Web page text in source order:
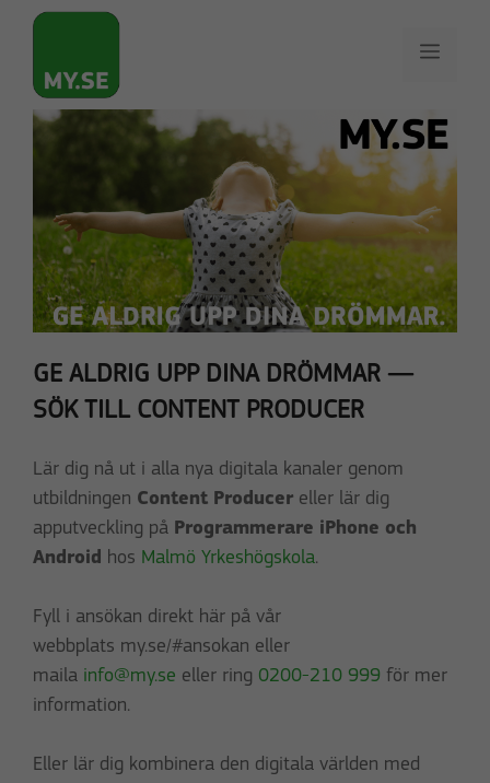
Hoppa
innehåll
Meny
GE ALDRIG UPP DINA DRÖMMAR —
SÖK TILL CONTENT PRODUCER
Lär dig nå ut i alla nya digitala kanaler genom
utbildningen Content Producer eller lär dig
apputveckling på Programmerare iPhone och
Android hos Malmö Yrkeshögskola.
Fyll i ansökan direkt här på vår
webbplats my.se/#ansokan eller
maila info@my.se eller ring 0200-210 999 för mer
information.
Eller lär dig kombinera den digitala världen med